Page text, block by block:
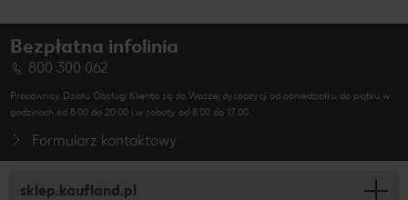
Bezpłatna infolinia
800 300 062
Pracownicy Działu Obsługi Klienta są do Waszej dyspozycji od poniedziałku do piątku w
godzinach od 8.00 do 20.00 i w soboty od 8.00 do 17.00.
Formularz kontaktowy
sklep.kaufland.pl